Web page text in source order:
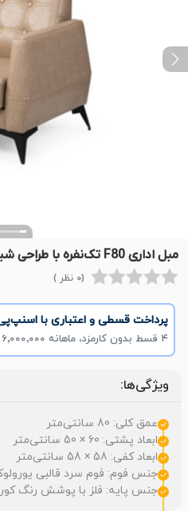
Previous
مبل اداری F80 تک‌نفره با طراحی شیک و کیفیت ممتاز
(0 نظر )
پرداخت قسطی و اعتباری با
۴ قسط بدون کارمزد، ماهانه ۶٬۰۰۰٬۰۰۰ تومان
ویژگی‌ها:
عمق کلی: 80 سانتی‌متر
ابعاد پشتی: 60 × 50 سانتی‌متر
ابعاد کفی: 58 × 58 سانتی‌متر
جنس فوم: فوم سرد قالبی
جنس پایه: فلز با پوشش رنگ